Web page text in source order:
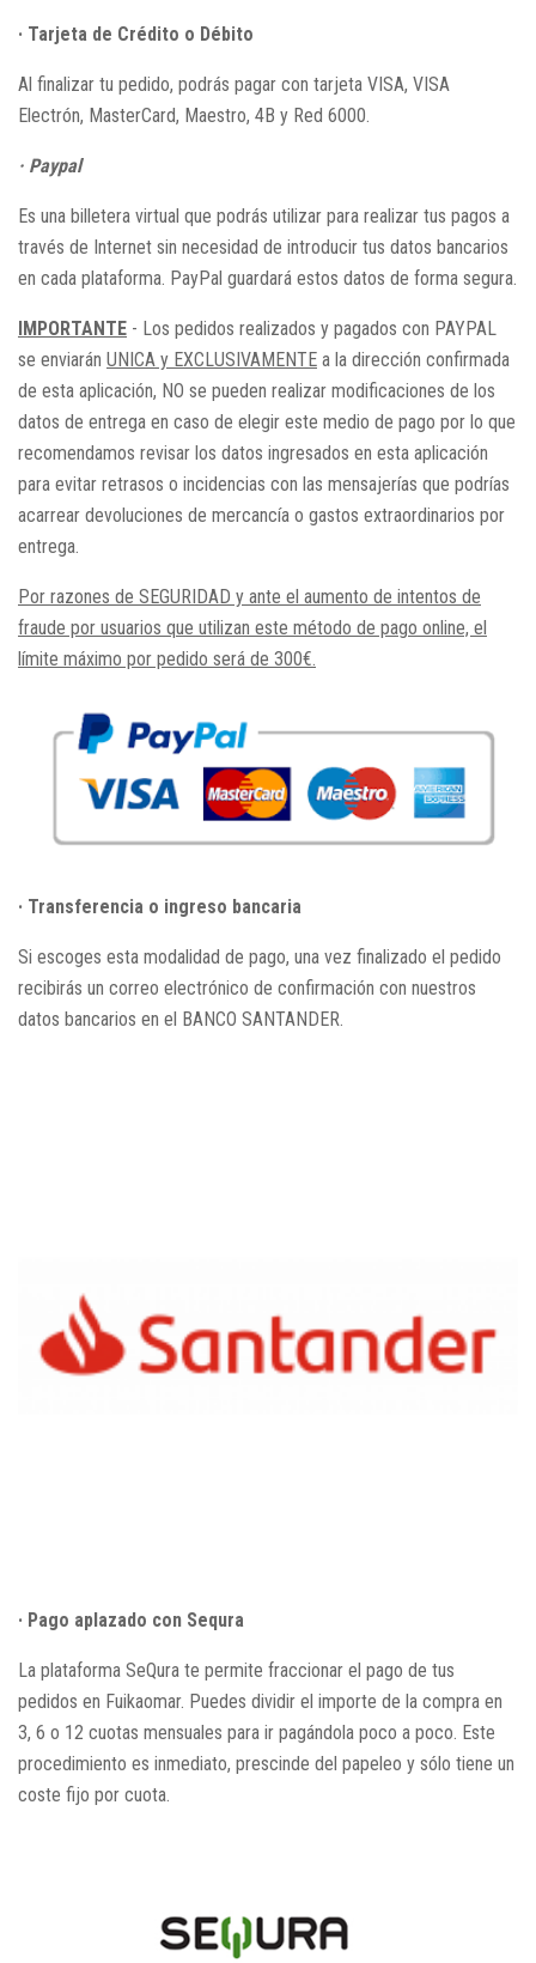
· Tarjeta de Crédito o Débito
Al finalizar tu pedido, podrás pagar con tarjeta VISA, VISA
Electrón, MasterCard, Maestro, 4B y Red 6000.
· Paypal
Es una billetera virtual que podrás utilizar para realizar tus pagos a
través de Internet sin necesidad de introducir tus datos bancarios
en cada plataforma. PayPal guardará estos datos de forma segura.
IMPORTANTE - Los pedidos realizados y pagados con PAYPAL
se enviarán UNICA y EXCLUSIVAMENTE a la dirección confirmada
de esta aplicación, NO se pueden realizar modificaciones de los
datos de entrega en caso de elegir este medio de pago por lo que
recomendamos revisar los datos ingresados en esta aplicación
para evitar retrasos o incidencias con las mensajerías que podrías
acarrear devoluciones de mercancía o gastos extraordinarios por
entrega.
Por razones de SEGURIDAD y ante el aumento de intentos de
fraude por usuarios que utilizan este método de pago online, el
límite máximo por pedido será de 300€.
· Transferencia o ingreso bancaria
Si escoges esta modalidad de pago, una vez finalizado el pedido
recibirás un correo electrónico de confirmación con nuestros
datos bancarios en el BANCO SANTANDER.
· Pago aplazado con Sequra
La plataforma SeQura te permite fraccionar el pago de tus
pedidos en Fuikaomar. Puedes dividir el importe de la compra en
3, 6 o 12 cuotas mensuales para ir pagándola poco a poco. Este
procedimiento es inmediato, prescinde del papeleo y sólo tiene un
coste fijo por cuota.